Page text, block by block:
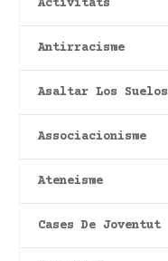
Activitats
Antirracisme
Asaltar Los Suelos
Associacionisme
Ateneisme
Cases De Joventut